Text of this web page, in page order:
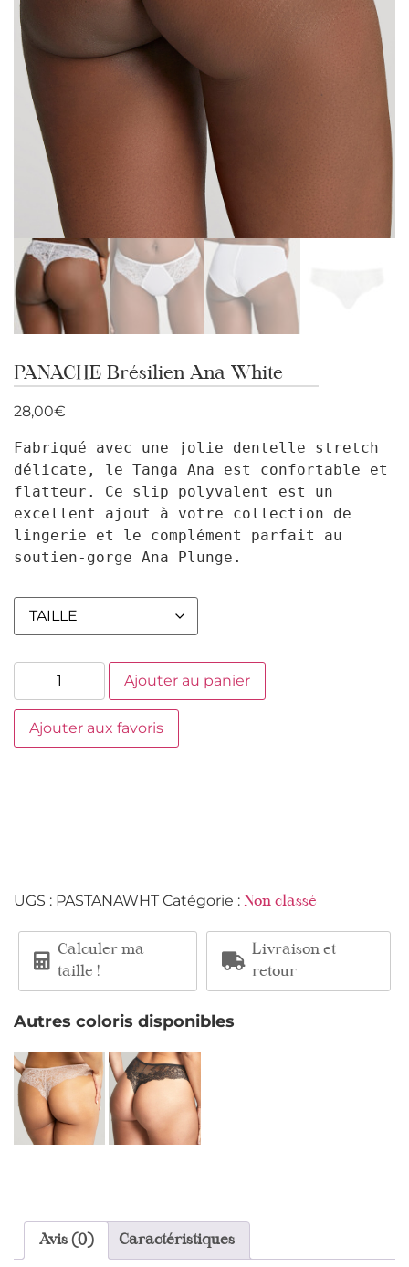
PANACHE Brésilien Ana White
28,00€
Fabriqué avec une jolie dentelle stretch
délicate, le Tanga Ana est confortable et
flatteur. Ce slip polyvalent est un
excellent ajout à votre collection de
lingerie et le complément parfait au
soutien-gorge Ana Plunge.
Ajouter au panier
Ajouter aux favoris
UGS : PASTANAWHT Catégorie : Non classé
Calculer ma
taille !
Livraison et
retour
Autres coloris disponibles
Avis (0) Caractéristiques